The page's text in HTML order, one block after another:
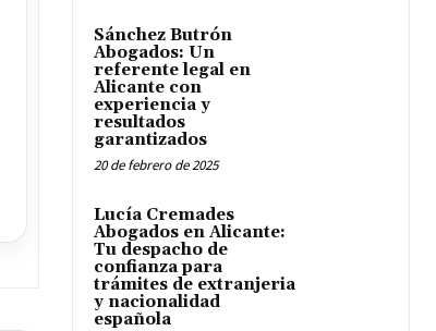
Sánchez Butrón
Abogados: Un
referente legal en
Alicante con
experiencia y
resultados
garantizados
20 de febrero de 2025
Lucía Cremades
Abogados en Alicante:
Tu despacho de
confianza para
trámites de extranjeria
y nacionalidad
española